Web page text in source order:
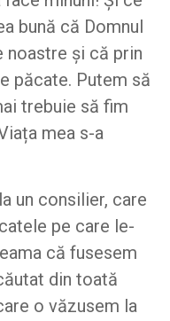
bună că Domnul
noastre și că prin
păcate. Putem să
trebuie să fim
mea s-a
un consilier, care
pe care le-
că fusesem
din toată
o văzusem la